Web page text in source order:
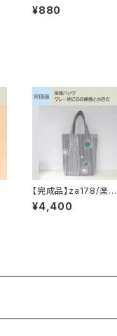
ーチ【2】
¥880
【完成品】za178/楽譜
バッグ グレー地に白
の線画と水色丸
¥4,400